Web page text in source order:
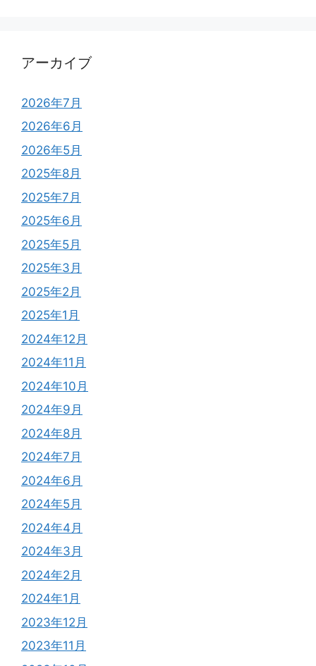
アーカイブ
2026年7月
2026年6月
2026年5月
2025年8月
2025年7月
2025年6月
2025年5月
2025年3月
2025年2月
2025年1月
2024年12月
2024年11月
2024年10月
2024年9月
2024年8月
2024年7月
2024年6月
2024年5月
2024年4月
2024年3月
2024年2月
2024年1月
2023年12月
2023年11月